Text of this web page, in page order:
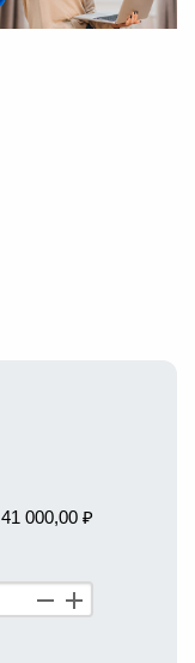
41 000,00 ₽